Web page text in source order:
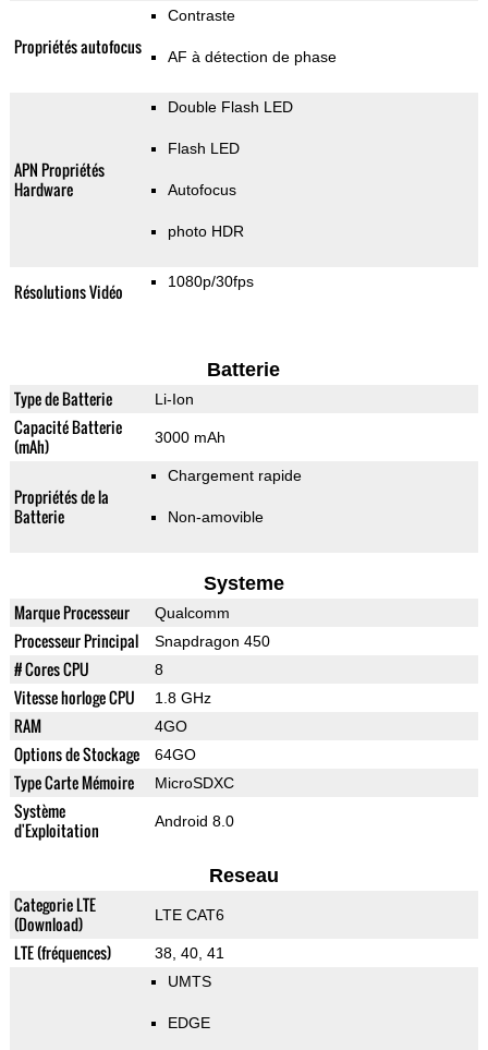
Propriétés autofocus
Contraste
AF à détection de phase
APN Propriétés
Hardware
Double Flash LED
Flash LED
Autofocus
photo HDR
Résolutions Vidéo 1080p/30fps
Batterie
Type de Batterie Li-Ion
Capacité Batterie
(mAh)
3000 mAh
Propriétés de la
Batterie
Chargement rapide
Non-amovible
Systeme
Marque Processeur Qualcomm
Processeur Principal Snapdragon 450
# Cores CPU 8
Vitesse horloge CPU 1.8 GHz
RAM 4GO
Options de Stockage 64GO
Type Carte Mémoire MicroSDXC
Système
d'Exploitation
Android 8.0
Reseau
Categorie LTE
(Download)
LTE CAT6
LTE (fréquences)
38, 40, 41
UMTS
EDGE